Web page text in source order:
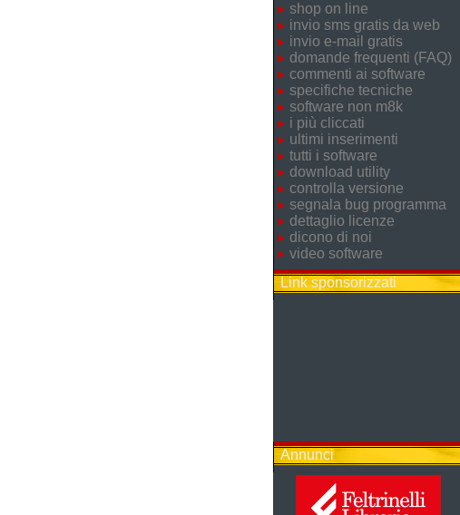
shop on line
invio sms gratis da web
invio e-mail gratis
domande frequenti (FAQ)
commenti ai software
specifiche tecniche
software non m8k
i più cliccati
ultimi inserimenti
tutti i software
download utility
controlla versione
segnala bug programma
dettaglio licenze
dicono di noi
video software
Link sponsorizzati
Annunci